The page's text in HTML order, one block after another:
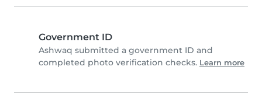
Government ID
Ashwaq submitted a government ID and
completed photo verification checks. Learn more